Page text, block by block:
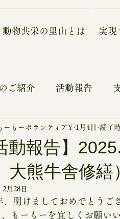
動物共栄の里山とは 実現
ご紹介 活動報告
実績～ビフォーアフター～
更新情報 体験記
支援募集 収支報告
動報告】
大熊牛舎修繕
ーもーボランティアY 1月4日 読了
2月28日
、明けましておめでとうご
もーもーを宜しくお願い